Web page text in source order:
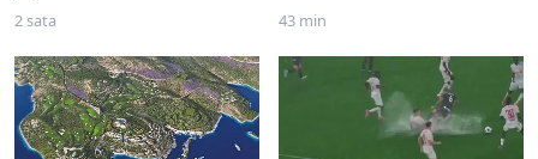
2 sata 43 min